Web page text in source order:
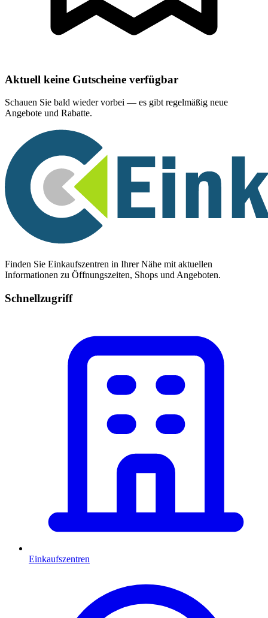
Aktuell keine Gutscheine verfügbar
Schauen Sie bald wieder vorbei — es gibt regelmäßig neue
Angebote und Rabatte.
Finden Sie Einkaufszentren in Ihrer Nähe mit aktuellen
Informationen zu Öffnungszeiten, Shops und Angeboten.
Schnellzugriff
Einkaufszentren